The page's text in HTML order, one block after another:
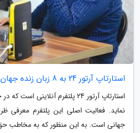
استارتاپ آرتور 24 به 8 زبان زنده جهان
استارتاپ آرتور 24 پلتفرم
نماید. فعالیت اصلی این پلتفرم معرفی
جهانی است. به این منظور که به مخاطب حق